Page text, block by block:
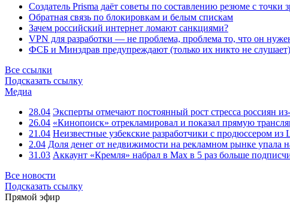
Создатель Prisma даёт советы по составлению резюме с точки
Обратная связь по блокировкам и белым спискам
Зачем российский интернет ломают санкциями?
VPN для разработки — не проблема, проблема то, что он
ФСБ и Минздрав предупреждают (только их никто не слушает)
Все ссылки
Подсказать ссылку
Медиа
28.04 Эксперты отмечают постоянный рост стресса россиян
26.04 «Кинопоиск» отрекламировал и показал прямую
21.04 Неизвестные узбекские разработчики с продюссером
2.04 Доля денег от недвижимости на рекламном рынке упала
31.03 Аккаунт «Кремля» набрал в Max в 5 раз больше
Все новости
Подсказать ссылку
Прямой эфир